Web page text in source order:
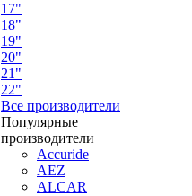
17"
18"
19"
20"
21"
22"
Все производители
Популярные
производители
Accuride
AEZ
ALCAR